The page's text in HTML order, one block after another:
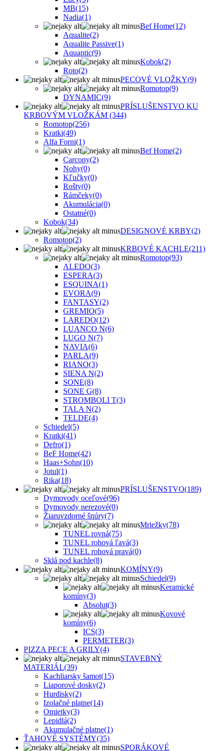
MB(15)
Nadia(1)
Bef Home(12)
Aqualite(2)
Aqualite Passive(1)
Aquantic(9)
Kobok(2)
Roto(2)
PECOVÉ VLOŽKY(9)
Romotop(9)
DYNAMIC(9)
PRÍSLUŠENSTVO KU
KRBOVÝM VLOŽKÁM (344)
Romotop(256)
Kratki(49)
Alfa Forni(1)
Bef Home(2)
Carcony(2)
Nohy(0)
Kľučky(0)
Rošty(0)
Rámčeky(0)
Akumulácia(0)
Ostatné(0)
Kobok(34)
DESIGNOVÉ KRBY(2)
Romotop(2)
KRBOVÉ KACHLE(211)
Romotop(93)
ALEDO(3)
ESPERA(3)
ESQUINA(1)
EVORA(9)
FANTASY(2)
GREMIO(5)
LAREDO(12)
LUANCO N(6)
LUGO N(7)
NAVIA(6)
PARLA(9)
RIANO(3)
SIENA N(2)
SONE(8)
SONE G(8)
STROMBOLI T(3)
TALA N(2)
TELDE(4)
Schiedel(5)
Kratki(41)
Defro(1)
BeF Home(42)
Haas+Sohn(10)
Jotul(1)
Rika(18)
PRÍSLUŠENSTVO(189)
Dymovody oceľové(96)
Dymovody nerezové(0)
Žiaruvzdorné šnúry(7)
Mriežky(78)
TUNEL rovná(75)
TUNEL rohová ľavá(3)
TUNEL rohová pravá(0)
Sklá pod kachle(8)
KOMÍNY(9)
Schiedel(9)
Keramické
komíny(3)
Absolut(3)
Kovové
komíny(6)
ICS(3)
PERMETER(3)
PIZZA PECE A GRILY(4)
STAVEBNÝ
MATERIÁL(39)
Kachliarsky šamot(15)
Liaporové dosky(2)
Hurdisky(2)
Izolačné platne(14)
Omietky(3)
Lepidlá(2)
Akumulačné platne(1)
ŤAHOVÉ SYSTÉMY(35)
SPORÁKOVÉ